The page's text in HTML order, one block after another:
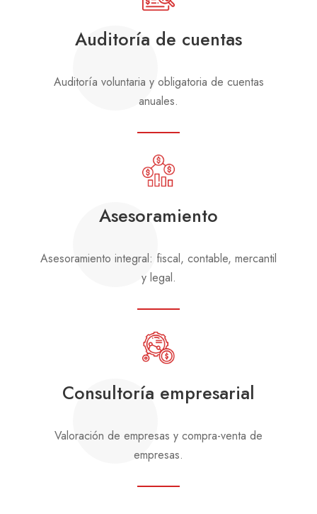
Auditoría de cuentas
Auditoría voluntaria y obligatoria de cuentas
anuales.
Asesoramiento
Asesoramiento integral: fiscal, contable, mercantil
y legal.
Consultoría empresarial
Valoración de empresas y compra-venta de
empresas.